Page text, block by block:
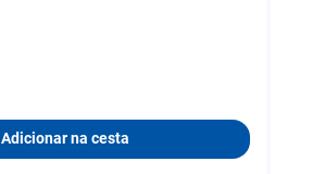
Adicionar na cesta